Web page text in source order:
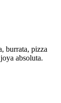
burrata, pizza
absoluta.